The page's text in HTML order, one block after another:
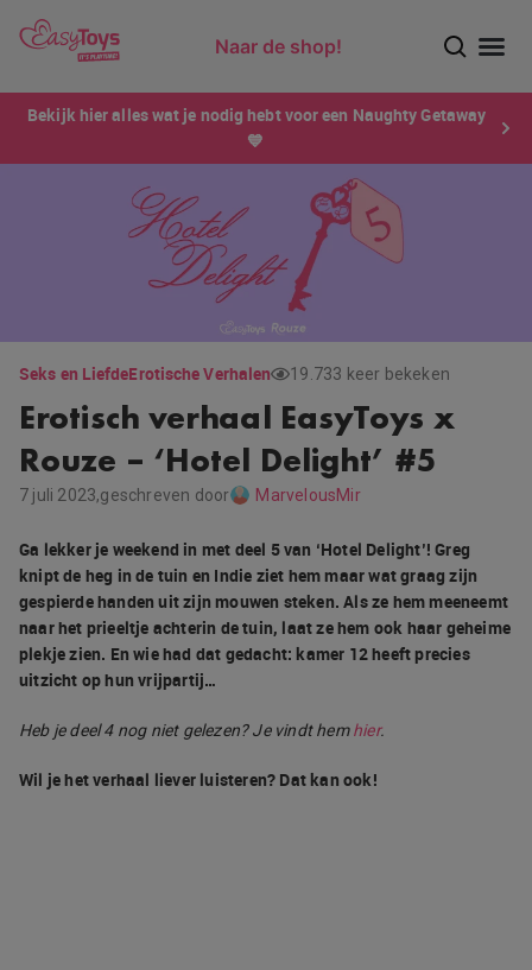
Naar de shop!
Bekijk hier alles wat je nodig hebt voor een Naughty Getaway
💙
Seks en LiefdeErotische Verhalen 19.733 keer bekeken
Erotisch verhaal EasyToys x
Rouze – ‘Hotel Delight’ #5
7 juli 2023,geschreven door MarvelousMir
Ga lekker je weekend in met deel 5 van ‘Hotel Delight’! Greg
knipt de heg in de tuin en Indie ziet hem maar wat graag zijn
gespierde handen uit zijn mouwen steken. Als ze hem meeneemt
naar het prieeltje achterin de tuin, laat ze hem ook haar geheime
plekje zien. En wie had dat gedacht: kamer 12 heeft precies
uitzicht op hun vrijpartij…
Heb je deel 4 nog niet gelezen? Je vindt hemhier.
Wil je het verhaal liever luisteren? Dat kan ook!